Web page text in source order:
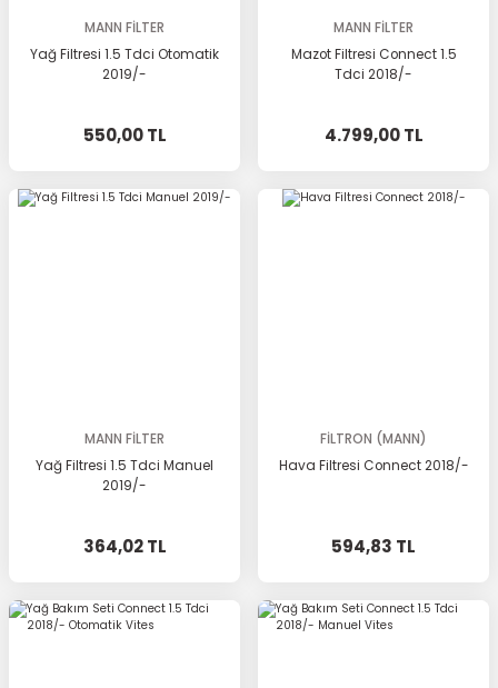
MANN FİLTER
Yağ Filtresi 1.5 Tdci Otomatik
2019/-
550,00 TL
MANN FİLTER
Mazot Filtresi Connect 1.5
Tdci 2018/-
4.799,00 TL
MANN FİLTER
Yağ Filtresi 1.5 Tdci Manuel
2019/-
364,02 TL
FİLTRON (MANN)
Hava Filtresi Connect 2018/-
594,83 TL